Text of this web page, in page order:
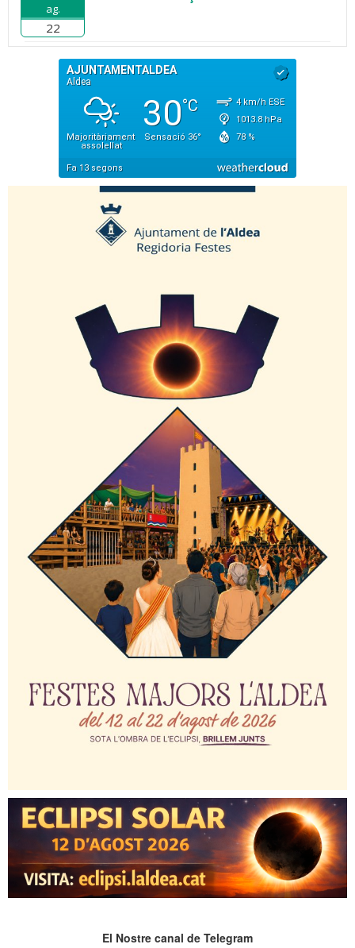
ag.
22
El Nostre canal de Telegram